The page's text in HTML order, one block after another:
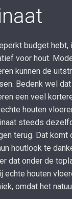
budget hebt,
voor hout.
kunnen de
Bedenk wel dat
een veel
houten
steeds
terug. Dat komt
houtlook te
dat onder de
echte houten
omdat het